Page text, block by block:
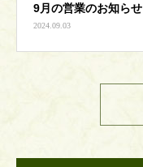
9月の営業のお知らせ
2024.09.03